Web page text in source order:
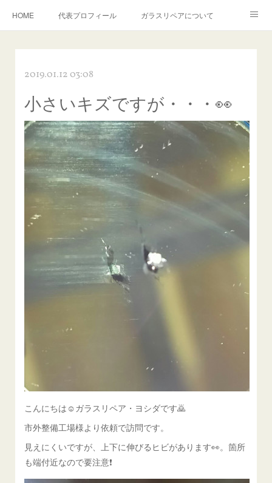
HOME 代表プロフィール ガラスリペアについて
飛び石施工料金について
当店へのアクセス 建築ガラスキズ取り・研磨・磨き
【プロ使用】フッ素系ガラストリートメント『アクアペル』
当店の良心的価格の理由について
欧州車モールの白サビやシミを落とす！
instagram記事
飛び石ひび割れでヒビ先が伸びた場合は？
2019.01.12 03:08
小さいキズですが・・・👀
こんにちは☺ガラスリペア・ヨシダです🙇
市外整備工場様より依頼で訪問です。
見えにくいですが、上下に伸びるヒビがあります👀。箇所
も端付近なので要注意❗